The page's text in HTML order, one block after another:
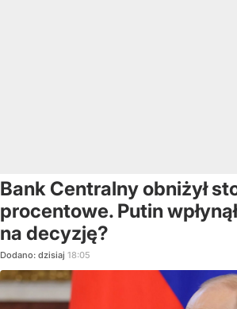
Bank Centralny obniżył
procentowe. Putin wpłynął
na decyzję?
Dodano: dzisiaj 18:05